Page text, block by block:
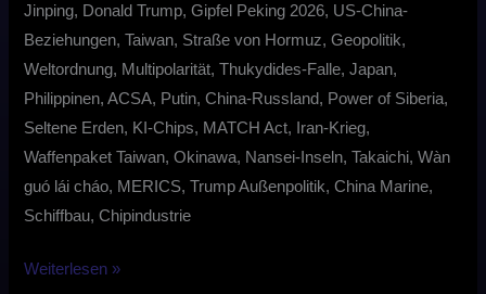
Jinping, Donald Trump, Gipfel Peking 2026, US-China-
Beziehungen, Taiwan, Straße von Hormuz, Geopolitik,
Weltordnung, Multipolarität, Thukydides-Falle, Japan,
Philippinen, ACSA, Putin, China-Russland, Power of Siberia,
Seltene Erden, KI-Chips, MATCH Act, Iran-Krieg,
Waffenpaket Taiwan, Okinawa, Nansei-Inseln, Takaichi, Wàn
guó lái cháo, MERICS, Trump Außenpolitik, China Marine,
Schiffbau, Chipindustrie
Weiterlesen »